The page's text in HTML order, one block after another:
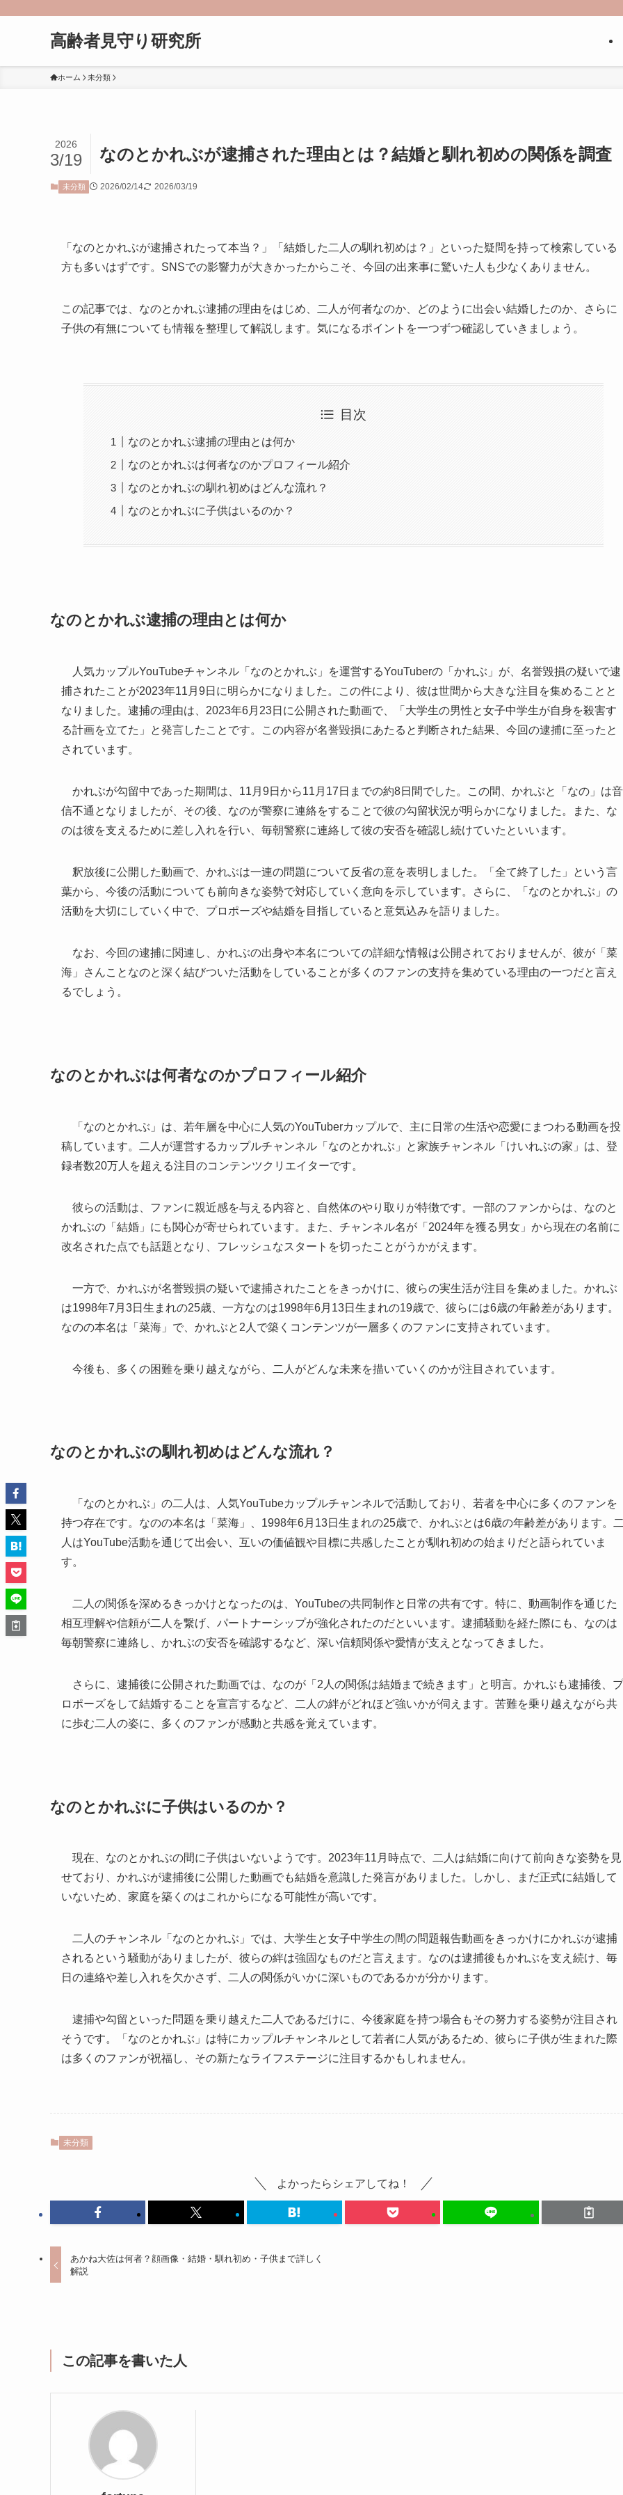
高齢者見守り研究所
ホーム 未分類
なのとかれぶが逮捕された理由とは？結婚と馴れ初めの関係を調査
2026
3/19
未分類 2026/02/14 2026/03/19
「なのとかれぶが逮捕されたって本当？」「結婚した二人の馴れ初めは？」といった疑問を持って検索している
方も多いはずです。SNSでの影響力が大きかったからこそ、今回の出来事に驚いた人も少なくありません。
この記事では、なのとかれぶ逮捕の理由をはじめ、二人が何者なのか、どのように出会い結婚したのか、さらに
子供の有無についても情報を整理して解説します。気になるポイントを一つずつ確認していきましょう。
目次
なのとかれぶ逮捕の理由とは何か
なのとかれぶは何者なのかプロフィール紹介
なのとかれぶの馴れ初めはどんな流れ？
なのとかれぶに子供はいるのか？
なのとかれぶ逮捕の理由とは何か
人気カップルYouTubeチャンネル「なのとかれぶ」を運営するYouTuberの「かれぶ」が、名誉毀損の疑いで逮
捕されたことが2023年11月9日に明らかになりました。この件により、彼は世間から大きな注目を集めることと
なりました。逮捕の理由は、2023年6月23日に公開された動画で、「大学生の男性と女子中学生が自身を殺害す
る計画を立てた」と発言したことです。この内容が名誉毀損にあたると判断された結果、今回の逮捕に至ったと
されています。
かれぶが勾留中であった期間は、11月9日から11月17日までの約8日間でした。この間、かれぶと「なの」は音
信不通となりましたが、その後、なのが警察に連絡をすることで彼の勾留状況が明らかになりました。また、な
のは彼を支えるために差し入れを行い、毎朝警察に連絡して彼の安否を確認し続けていたといいます。
釈放後に公開した動画で、かれぶは一連の問題について反省の意を表明しました。「全て終了した」という言
葉から、今後の活動についても前向きな姿勢で対応していく意向を示しています。さらに、「なのとかれぶ」の
活動を大切にしていく中で、プロポーズや結婚を目指していると意気込みを語りました。
なお、今回の逮捕に関連し、かれぶの出身や本名についての詳細な情報は公開されておりませんが、彼が「菜
海」さんことなのと深く結びついた活動をしていることが多くのファンの支持を集めている理由の一つだと言え
るでしょう。
なのとかれぶは何者なのかプロフィール紹介
「なのとかれぶ」は、若年層を中心に人気のYouTuberカップルで、主に日常の生活や恋愛にまつわる動画を投
稿しています。二人が運営するカップルチャンネル「なのとかれぶ」と家族チャンネル「けいれぶの家」は、登
録者数20万人を超える注目のコンテンツクリエイターです。
彼らの活動は、ファンに親近感を与える内容と、自然体のやり取りが特徴です。一部のファンからは、なのと
かれぶの「結婚」にも関心が寄せられています。また、チャンネル名が「2024年を獲る男女」から現在の名前に
改名された点でも話題となり、フレッシュなスタートを切ったことがうかがえます。
一方で、かれぶが名誉毀損の疑いで逮捕されたことをきっかけに、彼らの実生活が注目を集めました。かれぶ
は1998年7月3日生まれの25歳、一方なのは1998年6月13日生まれの19歳で、彼らには6歳の年齢差があります。
なのの本名は「菜海」で、かれぶと2人で築くコンテンツが一層多くのファンに支持されています。
今後も、多くの困難を乗り越えながら、二人がどんな未来を描いていくのかが注目されています。
なのとかれぶの馴れ初めはどんな流れ？
「なのとかれぶ」の二人は、人気YouTubeカップルチャンネルで活動しており、若者を中心に多くのファンを
持つ存在です。なのの本名は「菜海」、1998年6月13日生まれの25歳で、かれぶとは6歳の年齢差があります。
人はYouTube活動を通じて出会い、互いの価値観や目標に共感したことが馴れ初めの始まりだと語られていま
す。
二人の関係を深めるきっかけとなったのは、YouTubeの共同制作と日常の共有です。特に、動画制作を通じた
相互理解や信頼が二人を繋げ、パートナーシップが強化されたのだといいます。逮捕騒動を経た際にも、なのは
毎朝警察に連絡し、かれぶの安否を確認するなど、深い信頼関係や愛情が支えとなってきました。
さらに、逮捕後に公開された動画では、なのが「2人の関係は結婚まで続きます」と明言。かれぶも逮捕後、プ
ロポーズをして結婚することを宣言するなど、二人の絆がどれほど強いかが伺えます。苦難を乗り越えながら共
に歩む二人の姿に、多くのファンが感動と共感を覚えています。
なのとかれぶに子供はいるのか？
現在、なのとかれぶの間に子供はいないようです。2023年11月時点で、二人は結婚に向けて前向きな姿勢を見
せており、かれぶが逮捕後に公開した動画でも結婚を意識した発言がありました。しかし、まだ正式に結婚して
いないため、家庭を築くのはこれからになる可能性が高いです。
二人のチャンネル「なのとかれぶ」では、大学生と女子中学生の間の問題報告動画をきっかけにかれぶが逮捕
されるという騒動がありましたが、彼らの絆は強固なものだと言えます。なのは逮捕後もかれぶを支え続け、毎
日の連絡や差し入れを欠かさず、二人の関係がいかに深いものであるかが分かります。
逮捕や勾留といった問題を乗り越えた二人であるだけに、今後家庭を持つ場合もその努力する姿勢が注目され
そうです。「なのとかれぶ」は特にカップルチャンネルとして若者に人気があるため、彼らに子供が生まれた際
は多くのファンが祝福し、その新たなライフステージに注目するかもしれません。
未分類
よかったらシェアしてね！
あかね大佐は何者？顔画像・結婚・馴れ初め・子供まで詳しく
解説
この記事を書いた人